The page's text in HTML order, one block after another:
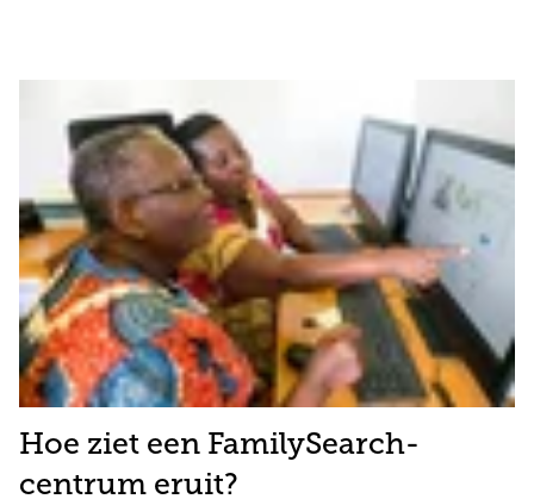
Hoe ziet een FamilySearch-
centrum eruit?